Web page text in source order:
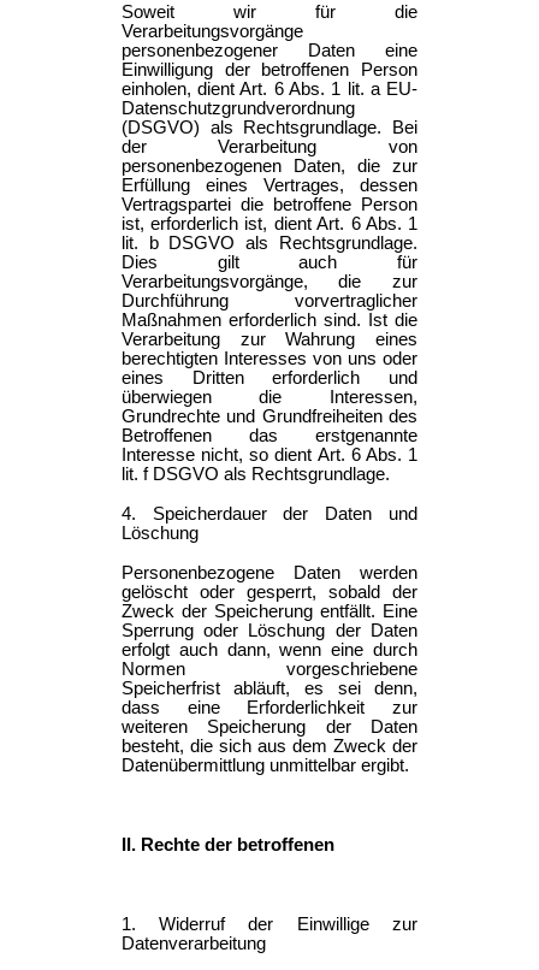
Soweit wir für die
Verarbeitungsvorgänge
personenbezogener Daten eine
Einwilligung der betroffenen Person
einholen, dient Art. 6 Abs. 1 lit. a EU-
Datenschutzgrundverordnung
(DSGVO) als Rechtsgrundlage. Bei
der Verarbeitung von
personenbezogenen Daten, die zur
Erfüllung eines Vertrages, dessen
Vertragspartei die betroffene Person
ist, erforderlich ist, dient Art. 6 Abs. 1
lit. b DSGVO als Rechtsgrundlage.
Dies gilt auch für
Verarbeitungsvorgänge, die zur
Durchführung vorvertraglicher
Maßnahmen erforderlich sind. Ist die
Verarbeitung zur Wahrung eines
berechtigten Interesses von uns oder
eines Dritten erforderlich und
überwiegen die Interessen,
Grundrechte und Grundfreiheiten des
Betroffenen das erstgenannte
Interesse nicht, so dient Art. 6 Abs. 1
lit. f DSGVO als Rechtsgrundlage.
4. Speicherdauer der Daten und
Löschung
Personenbezogene Daten werden
gelöscht oder gesperrt, sobald der
Zweck der Speicherung entfällt. Eine
Sperrung oder Löschung der Daten
erfolgt auch dann, wenn eine durch
Normen vorgeschriebene
Speicherfrist abläuft, es sei denn,
dass eine Erforderlichkeit zur
weiteren Speicherung der Daten
besteht, die sich aus dem Zweck der
Datenübermittlung unmittelbar ergibt.
II. Rechte der betroffenen
1. Widerruf der Einwillige zur
Datenverarbeitung